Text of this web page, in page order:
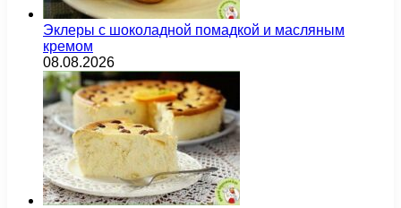
Эклеры с шоколадной помадкой и масляным
кремом
08.08.2026